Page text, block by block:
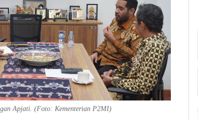
Apjati. (Foto: Kementerian P2MI)